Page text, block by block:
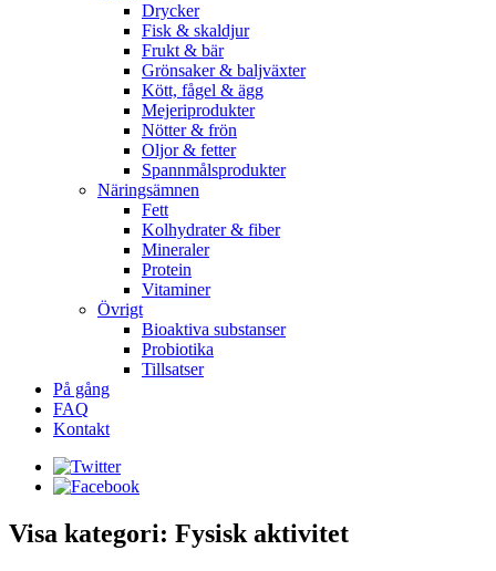
Drycker
Fisk & skaldjur
Frukt & bär
Grönsaker & baljväxter
Kött, fågel & ägg
Mejeriprodukter
Nötter & frön
Oljor & fetter
Spannmålsprodukter
Näringsämnen
Fett
Kolhydrater & fiber
Mineraler
Protein
Vitaminer
Övrigt
Bioaktiva substanser
Probiotika
Tillsatser
På gång
FAQ
Kontakt
Visa kategori: Fysisk aktivitet